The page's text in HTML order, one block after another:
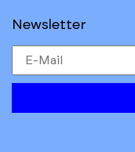
Newsletter